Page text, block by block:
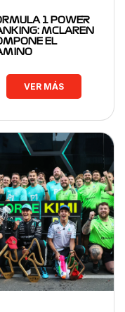
1 POWER
MCLAREN
EL
VER MÁS